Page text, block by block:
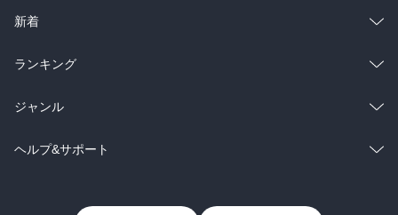
ラノベ
雑誌・グラビア
BL・TL
総合
ラノベ
雑誌・グラビア
BL・TL
新着
総合
ラノベ
雑誌・グラビア
ランキング
総合
ラノベ
ジャンル
コミック
ヘルプ&サポート